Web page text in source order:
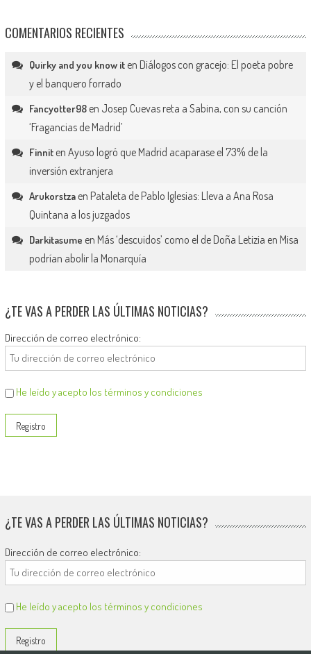
COMENTARIOS RECIENTES
Quirky and you know iten Diálogos con gracejo: El poeta pobre
y el banquero forrado
Fancyotter98en Josep Cuevas reta a Sabina, con su canción
‘Fragancias de Madrid’
Finniten Ayuso logró que Madrid acaparase el 73% de la
inversión extranjera
Arukorstzaen Pataleta de Pablo Iglesias: Lleva a Ana Rosa
Quintana a los juzgados
Darkitasume en Más ‘descuidos’ como el de Doña Letizia en Misa
podrían abolir la Monarquía
¿TE VAS A PERDER LAS ÚLTIMAS NOTICIAS?
Dirección de correo electrónico:
He leído y acepto los términos y condiciones
¿TE VAS A PERDER LAS ÚLTIMAS NOTICIAS?
Dirección de correo electrónico:
He leído y acepto los términos y condiciones